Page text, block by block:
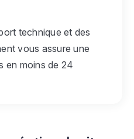
technique et des
vous assure une
en moins de 24